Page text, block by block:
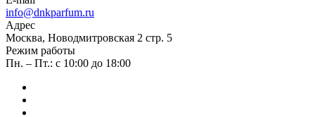
info@dnkparfum.ru
Адрес
Москва, Новодмитровская 2 стр. 5
Режим работы
Пн. – Пт.: с 10:00 до 18:00